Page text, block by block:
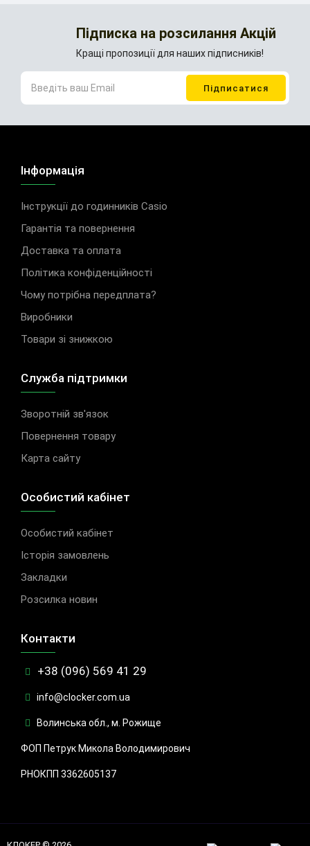
Підписка на розсилання Акцій
Кращі пропозиції для наших підписників!
Інформація
Інструкції до годинників Casio
Гарантія та повернення
Доставка та оплата
Політика конфіденційності
Чому потрібна передплата?
Виробники
Товари зі знижкою
Служба підтримки
Зворотній зв'язок
Повернення товару
Карта сайту
Особистий кабінет
Особистий кабінет
Історія замовлень
Закладки
Розсилка новин
Контакти
+38 (096) 569 41 29
info@clocker.com.ua
Волинська обл., м. Рожище
ФОП Петрук Микола Володимирович
РНОКПП 3362605137